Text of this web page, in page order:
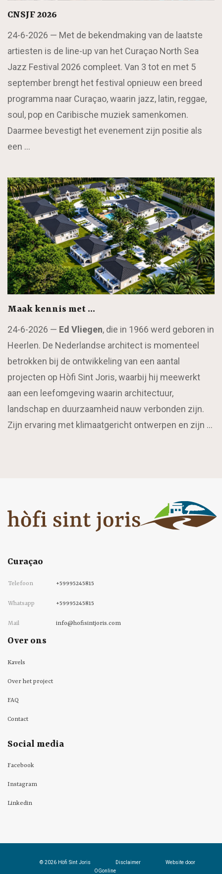
CNSJF 2026
24-6-2026 — Met de bekendmaking van de laatste
artiesten is de line-up van het Curaçao North Sea
Jazz Festival 2026 compleet. Van 3 tot en met 5
september brengt het festival opnieuw een breed
programma naar Curaçao, waarin jazz, latin, reggae,
soul, pop en Caribische muziek samenkomen.
Daarmee bevestigt het evenement zijn positie als
een …
Maak kennis met …
24-6-2026 — Ed Vliegen, die in 1966 werd geboren in
Heerlen. De Nederlandse architect is momenteel
betrokken bij de ontwikkeling van een aantal
projecten op Hòfi Sint Joris, waarbij hij meewerkt
aan een leefomgeving waarin architectuur,
landschap en duurzaamheid nauw verbonden zijn.
Zijn ervaring met klimaatgericht ontwerpen en zijn …
Curaçao
Telefoon +59995245815
Whatsapp +59995245815
Mail info@hofisintjoris.com
Over ons
Kavels
Over het project
FAQ
Contact
Social media
Facebook
Instagram
Linkedin
© 2026 Hòfi Sint Joris Disclaimer
Website door
OGonline